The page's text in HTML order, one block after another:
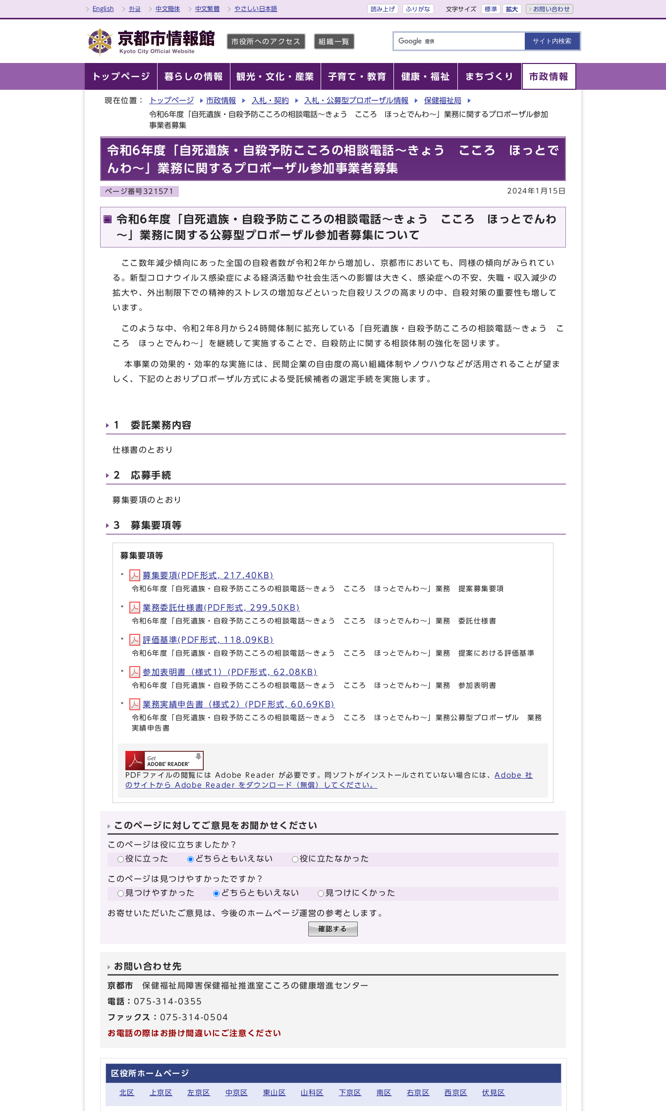
English 한글 中文簡体 中文繁體 やさしい日本語 読み上げ ふりがな 文字サイズ 標準 拡大 お問い合わせ
市役所へのアクセス 組織一覧
トップページ 暮らしの情報 観光・文化・産業 子育て・教育 健康・福祉 まちづくり 市政情報
現在位置： トップページ 市政情報 入札・契約 入札・公募型プロポーザル情報
保健福祉局
令和6年度「自死遺族・自殺予防こころの相談電話～きょう こころ ほっとでんわ～」業務に関するプロポーザル参加
事業者募集
令和6年度「自死遺族・自殺予防こころの相談電話～きょう こころ ほっとで
んわ～」業務に関するプロポーザル参加事業者募集
ページ番号321571 2024年1月15日
令和6年度「自死遺族・自殺予防こころの相談電話～きょう こころ ほっとでんわ
～」業務に関する公募型プロポーザル参加者募集について
ここ数年減少傾向にあった全国の自殺者数が令和2年から増加し、京都市においても、同様の傾向がみられてい
る。新型コロナウイルス感染症による経済活動や社会生活への影響は大きく、感染症への不安、失職・収入減少の
拡大や、外出制限下での精神的ストレスの増加などといった自殺リスクの高まりの中、自殺対策の重要性も増して
います。
このような中、令和2年8月から24時間体制に拡充している「自死遺族・自殺予防こころの相談電話～きょう こ
ころ ほっとでんわ～」を継続して実施することで、自殺防止に関する相談体制の強化を図ります。
本事業の効果的・効率的な実施には、民間企業の自由度の高い組織体制やノウハウなどが活用されることが望ま
しく、下記のとおりプロポーザル方式による受託候補者の選定手続を実施します。
1 委託業務内容
仕様書のとおり
2 応募手続
募集要項のとおり
3 募集要項等
募集要項等
募集要項(PDF形式, 217.40KB)
令和6年度「自死遺族・自殺予防こころの相談電話～きょう こころ ほっとでんわ～」業務 提案募集要項
業務委託仕様書(PDF形式, 299.50KB)
令和6年度「自死遺族・自殺予防こころの相談電話～きょう こころ ほっとでんわ～」業務 委託仕様書
評価基準(PDF形式, 118.09KB)
令和6年度「自死遺族・自殺予防こころの相談電話～きょう こころ ほっとでんわ～」業務 提案における評価基準
参加表明書（様式1）(PDF形式, 62.08KB)
令和6年度「自死遺族・自殺予防こころの相談電話～きょう こころ ほっとでんわ～」業務 参加表明書
業務実績申告書（様式2）(PDF形式, 60.69KB)
令和6年度「自死遺族・自殺予防こころの相談電話～きょう こころ ほっとでんわ～」業務公募型プロポーザル 業務
実績申告書
PDFファイルの閲覧には Adobe Reader が必要です。同ソフトがインストールされていない場合には、Adobe 社
のサイトから Adobe Reader をダウンロード（無償）してください。
このページに対してご意見をお聞かせください
このページは役に立ちましたか？
役に立った
どちらともいえない 役に立たなかった
このページは見つけやすかったですか？
見つけやすかった
どちらともいえない 見つけにくかった
お寄せいただいたご意見は、今後のホームページ運営の参考とします。
お問い合わせ先
京都市保健福祉局障害保健福祉推進室こころの健康増進センター
電話： 075-314-0355
ファックス： 075-314-0504
お電話の際はお掛け間違いにご注意ください
区役所ホームページ
北区 上京区 左京区 中京区 東山区 山科区 下京区 南区 右京区 西京区 伏見区